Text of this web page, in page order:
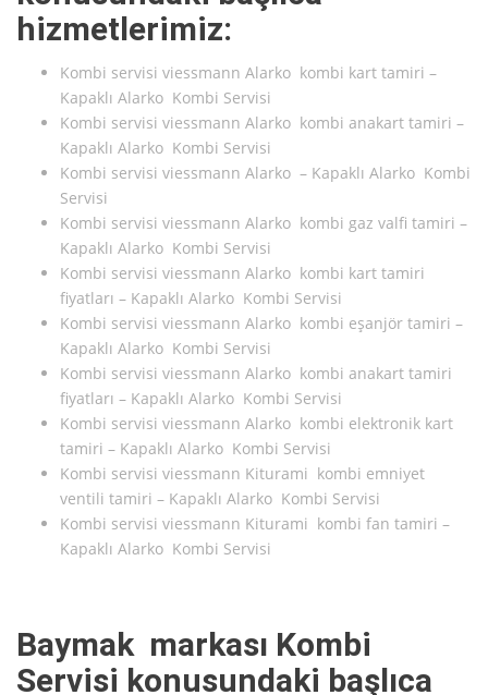
hizmetlerimiz:
Kombi servisi viessmann Alarko kombi kart tamiri –
Kapaklı Alarko Kombi Servisi
Kombi servisi viessmann Alarko kombi anakart tamiri –
Kapaklı Alarko Kombi Servisi
Kombi servisi viessmann Alarko – Kapaklı Alarko Kombi
Servisi
Kombi servisi viessmann Alarko kombi gaz valfi tamiri –
Kapaklı Alarko Kombi Servisi
Kombi servisi viessmann Alarko kombi kart tamiri
fiyatları – Kapaklı Alarko Kombi Servisi
Kombi servisi viessmann Alarko kombi eşanjör tamiri –
Kapaklı Alarko Kombi Servisi
Kombi servisi viessmann Alarko kombi anakart tamiri
fiyatları – Kapaklı Alarko Kombi Servisi
Kombi servisi viessmann Alarko kombi elektronik kart
tamiri – Kapaklı Alarko Kombi Servisi
Kombi servisi viessmann Kiturami kombi emniyet
ventili tamiri – Kapaklı Alarko Kombi Servisi
Kombi servisi viessmann Kiturami kombi fan tamiri –
Kapaklı Alarko Kombi Servisi
Baymak markası Kombi
Servisi konusundaki başlıca